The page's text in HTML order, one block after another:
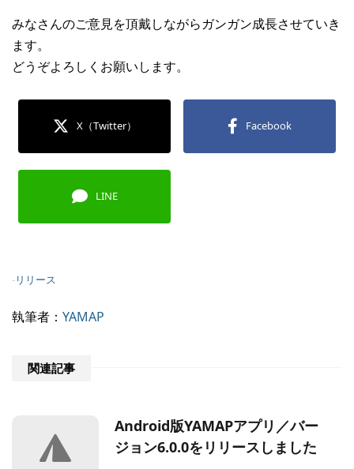
みなさんのご意見を頂戴しながらガンガン成長させていき
ます。
どうぞよろしくお願いします。
X（Twitter） Facebook
LINE
-リリース
執筆者： YAMAP
関連記事
Android版YAMAPアプリ／バー
ジョン6.0.0をリリースしました